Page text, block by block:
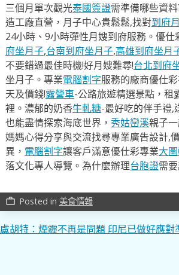
三個月單次觀光泰國簽證需準備哪些資料
造工廠直營，月子中心貴鬆鬆,找對到府
24小時、9小時彈性月嫂到府服務。優仕
府坐月子,台南到府坐月子,高雄到府坐月
不要錯過最佳時機!好月嫂難尋!台北到府
坐月子。專業電腦割字服務的廠商優仕
天及價錢!露營車-公路旅遊精選景點，租
裡。濃郁的奶香牛軋糖-最好吃的伴手禮,
也能盡情探索海底世界， 秀姑巒溪親子
媽媽心得分享與交流找尋專業廣告設計,
異， 電腦割字讓客戶滿意優仕彩專業大
落文化專人導覽。為什麼辦理台胞證需
work_outline Posted in 美食情報
文
盧胡特：煙霾不再是問題 印尼已做好應對